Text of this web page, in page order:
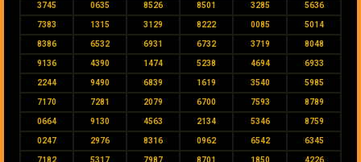
3745 0635 8526 8501 3285 5636
7383 1315 3129 8222 0085 5014
8386 6532 6931 6732 3719 8048
9136 4390 1474 5238 4694 6933
2244 9490 6839 1619 3540 5985
7170 7281 2079 6700 7593 8789
0664 9130 4563 2134 5346 8759
0247 2976 8316 0962 6542 6345